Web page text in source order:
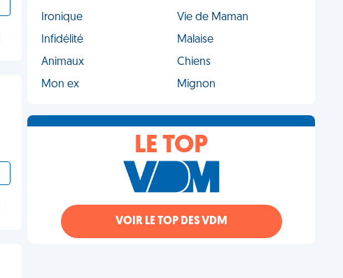
Ironique
Vie de Maman
Infidélité
Malaise
Animaux
Chiens
Mon ex
Mignon
LE TOP
VOIR LE TOP DES VDM